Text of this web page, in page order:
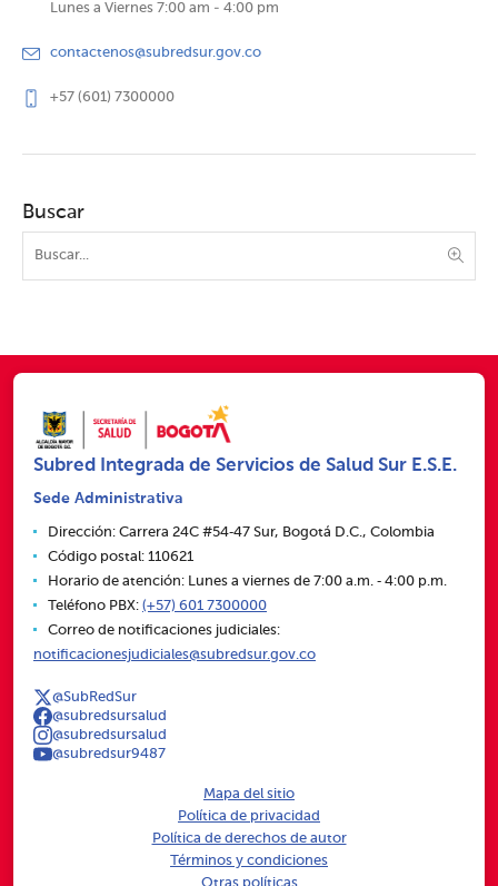
Lunes a Viernes 7:00 am - 4:00 pm
contactenos@subredsur.gov.co
+57 (601) 7300000
Buscar
Subred Integrada de Servicios de Salud Sur E.S.E.
Sede Administrativa
Dirección: Carrera 24C #54‑47 Sur, Bogotá D.C., Colombia
Código postal: 110621
Horario de atención: Lunes a viernes de 7:00 a.m. ‑ 4:00 p.m.
Teléfono PBX: (+57) 601 7300000
Correo de notificaciones judiciales:
notificacionesjudiciales@subredsur.gov.co
@SubRedSur
@subredsursalud
@subredsursalud
@subredsur9487
Mapa del sitio
Política de privacidad
Política de derechos de autor
Términos y condiciones
Otras políticas